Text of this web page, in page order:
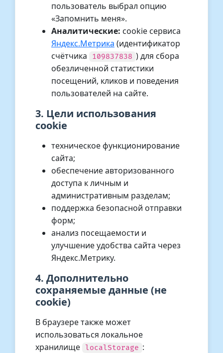
пользователь выбрал опцию
«Запомнить меня».
Аналитические: cookie сервиса
Яндекс.Метрика (идентификатор
счётчика
109837838 ) для сбора
обезличенной статистики
посещений, кликов и поведения
пользователей на сайте.
3. Цели использования
cookie
техническое функционирование
сайта;
обеспечение авторизованного
доступа к личным и
административным разделам;
поддержка безопасной отправки
форм;
анализ посещаемости и
улучшение удобства сайта через
Яндекс.Метрику.
4. Дополнительно
сохраняемые данные (не
cookie)
В браузере также может
использоваться локальное
хранилище
localStorage :